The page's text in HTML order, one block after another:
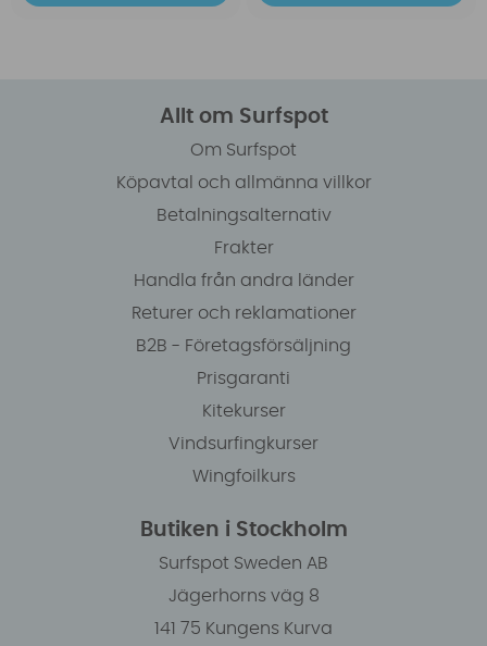
Allt om Surfspot
Om Surfspot
Köpavtal och allmänna villkor
Betalningsalternativ
Frakter
Handla från andra länder
Returer och reklamationer
B2B - Företagsförsäljning
Prisgaranti
Kitekurser
Vindsurfingkurser
Wingfoilkurs
Butiken i Stockholm
Surfspot Sweden AB
Jägerhorns väg 8
141 75 Kungens Kurva